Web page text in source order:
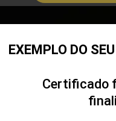
EXEMPLO DO
Certificado